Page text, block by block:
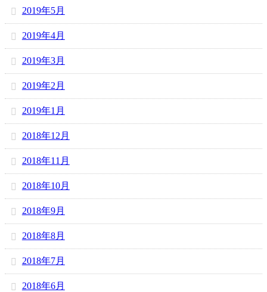
2019年5月
2019年4月
2019年3月
2019年2月
2019年1月
2018年12月
2018年11月
2018年10月
2018年9月
2018年8月
2018年7月
2018年6月